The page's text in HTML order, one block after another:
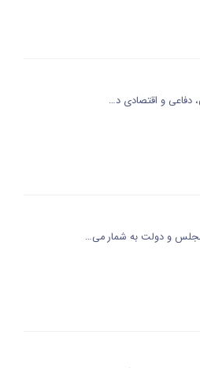
دفاعی و اقتصادی د…
و دولت به شمار می…